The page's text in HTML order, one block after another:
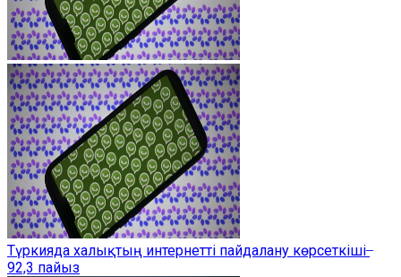
Түркияда халықтың интернетті пайдалану көрсеткіші ̶
92,3 пайыз